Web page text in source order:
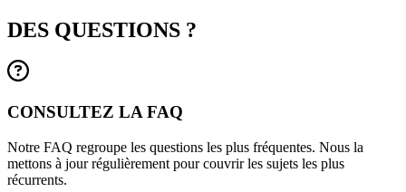
DES QUESTIONS ?
CONSULTEZ LA FAQ
Notre FAQ regroupe les questions les plus fréquentes. Nous la
mettons à jour régulièrement pour couvrir les sujets les plus
récurrents.